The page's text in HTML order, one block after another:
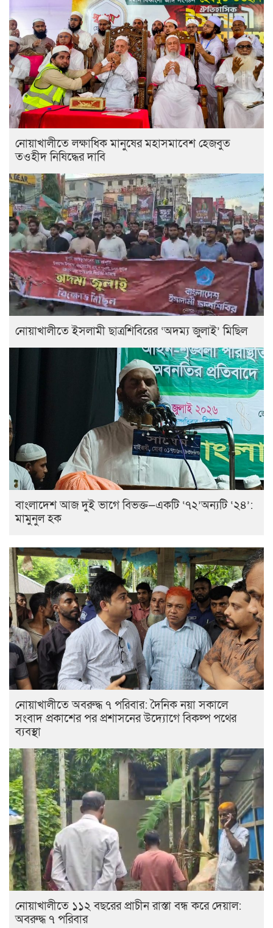
নোয়াখালীতে লক্ষাধিক মানুষের মহাসমাবেশ হেজবুত
তওহীদ নিষিদ্ধের দাবি
নোয়াখালীতে ইসলামী ছাত্রশিবিরের ‘অদম্য জুলাই’ মিছিল
বাংলাদেশ আজ দুই ভাগে বিভক্ত—একটি ‘৭২’অন্যটি ‘২৪’:
মামুনুল হক
নোয়াখালীতে অবরুদ্ধ ৭ পরিবার: দৈনিক নয়া সকালে
সংবাদ প্রকাশের পর প্রশাসনের উদ্যোগে বিকল্প পথের
ব্যবস্থা
নোয়াখালীতে ১১২ বছরের প্রাচীন রাস্তা বন্ধ করে দেয়াল:
অবরুদ্ধ ৭ পরিবার